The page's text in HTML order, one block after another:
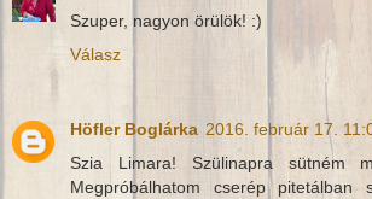
Szuper, nagyon örülök! :)
Válasz
Höfler Boglárka 2016. február 17.
Szia Limara! Szülinapra sütném
Megpróbálhatom cserép